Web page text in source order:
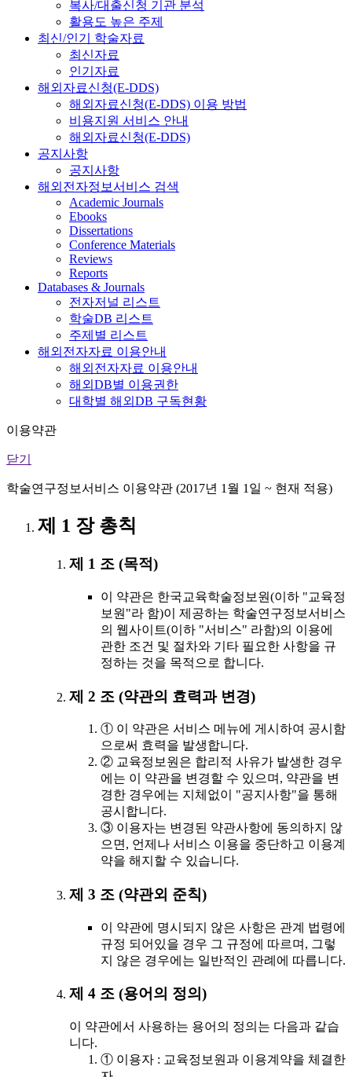
복사/대출신청 기관 분석
활용도 높은 주제
최신/인기 학술자료
최신자료
인기자료
해외자료신청(E-DDS)
해외자료신청(E-DDS) 이용 방법
비용지원 서비스 안내
해외자료신청(E-DDS)
공지사항
공지사항
해외전자정보서비스 검색
Academic Journals
Ebooks
Dissertations
Conference Materials
Reviews
Reports
Databases & Journals
전자저널 리스트
학술DB 리스트
주제별 리스트
해외전자자료 이용안내
해외전자자료 이용안내
해외DB별 이용권한
대학별 해외DB 구독현황
이용약관
닫기
학술연구정보서비스 이용약관 (2017년 1월 1일 ~ 현재 적용)
제 1 장 총칙
제 1 조 (목적)
이 약관은 한국교육학술정보원(이하 "교육정
보원"라 함)이 제공하는 학술연구정보서비스
의 웹사이트(이하 "서비스" 라함)의 이용에
관한 조건 및 절차와 기타 필요한 사항을 규
정하는 것을 목적으로 합니다.
제 2 조 (약관의 효력과 변경)
① 이 약관은 서비스 메뉴에 게시하여 공시함
으로써 효력을 발생합니다.
② 교육정보원은 합리적 사유가 발생한 경우
에는 이 약관을 변경할 수 있으며, 약관을 변
경한 경우에는 지체없이 "공지사항"을 통해
공시합니다.
③ 이용자는 변경된 약관사항에 동의하지 않
으면, 언제나 서비스 이용을 중단하고 이용계
약을 해지할 수 있습니다.
제 3 조 (약관외 준칙)
이 약관에 명시되지 않은 사항은 관계 법령에
규정 되어있을 경우 그 규정에 따르며, 그렇
지 않은 경우에는 일반적인 관례에 따릅니다.
제 4 조 (용어의 정의)
이 약관에서 사용하는 용어의 정의는 다음과 같습
니다.
① 이용자 : 교육정보원과 이용계약을 체결한